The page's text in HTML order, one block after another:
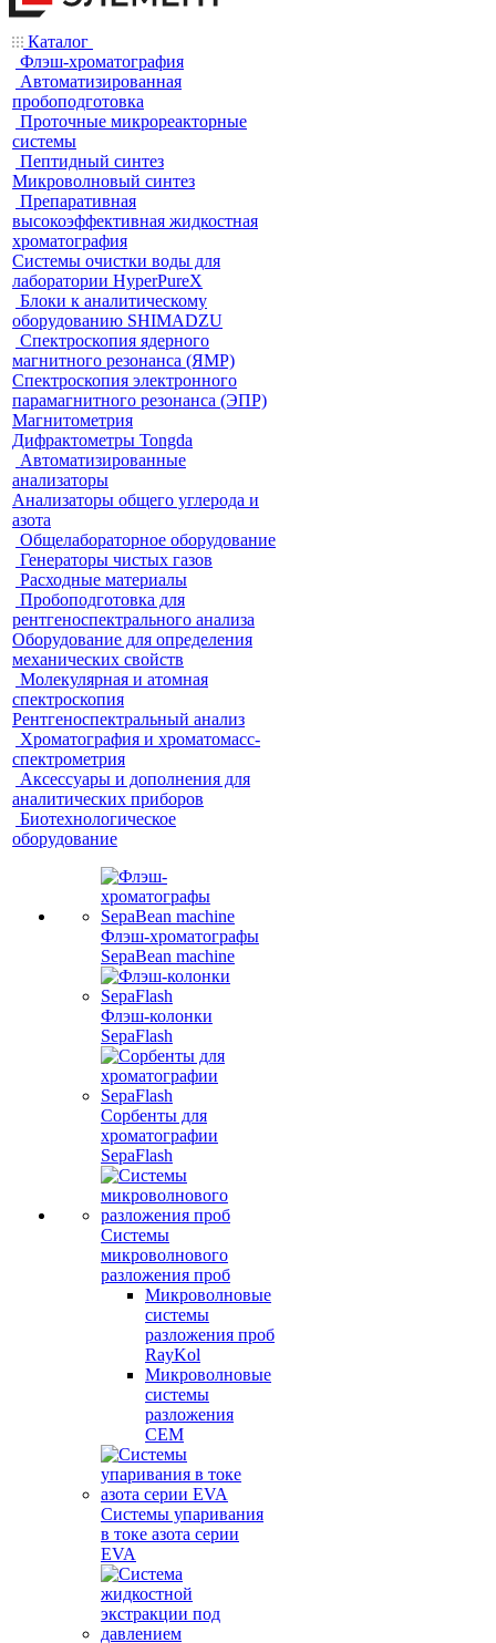
Каталог
Флэш-хроматография
Автоматизированная
пробоподготовка
Проточные микрореакторные
системы
Пептидный синтез
Микроволновый синтез
Препаративная
высокоэффективная жидкостная
хроматография
Системы очистки воды для
лаборатории HyperPureX
Блоки к аналитическому
оборудованию SHIMADZU
Спектроскопия ядерного
магнитного резонанса (ЯМР)
Спектроскопия электронного
парамагнитного резонанса (ЭПР)
Магнитометрия
Дифрактометры Tongda
Автоматизированные
анализаторы
Анализаторы общего углерода и
азота
Общелабораторное оборудование
Генераторы чистых газов
Расходные материалы
Пробоподготовка для
рентгеноспектрального анализа
Оборудование для определения
механических свойств
Молекулярная и атомная
спектроскопия
Рентгеноспектральный анализ
Хроматография и хроматомасс-
спектрометрия
Аксессуары и дополнения для
аналитических приборов
Биотехнологическое
оборудование
Флэш-хроматографы
SepaBean machine
Флэш-колонки
SepaFlash
Сорбенты для
хроматографии
SepaFlash
Системы
микроволнового
разложения проб
Микроволновые
системы
разложения проб
RayKol
Микроволновые
системы
разложения
CEM
Системы упаривания
в токе азота серии
EVA